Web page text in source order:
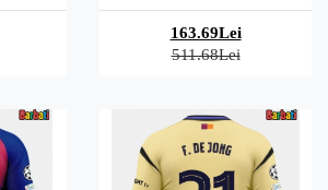
163.69Lei
511.68Lei